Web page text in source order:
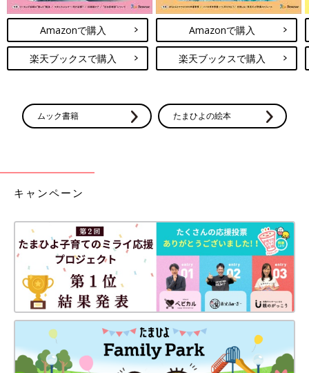
Amazonで購入
楽天ブックスで購入
Amazonで購入
楽天ブックスで購入
ムック書籍 たまひよの絵本
キャンペーン